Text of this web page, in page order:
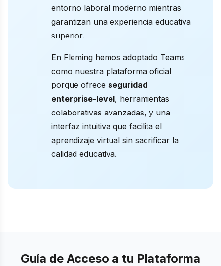
entorno laboral moderno mientras
garantizan una experiencia educativa
superior.
En Fleming hemos adoptado Teams
como nuestra plataforma oficial
porque ofrece seguridad
enterprise-level, herramientas
colaborativas avanzadas, y una
interfaz intuitiva que facilita el
aprendizaje virtual sin sacrificar la
calidad educativa.
Guía de Acceso a tu Plataforma